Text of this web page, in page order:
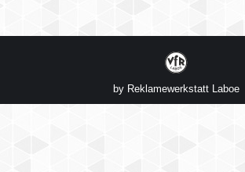
by Reklamewerkstatt Laboe